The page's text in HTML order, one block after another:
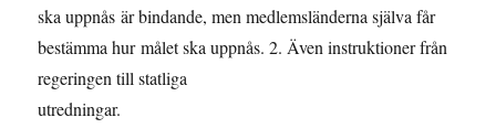
ska uppnås är bindande, men medlemsländerna själva får
bestämma hur målet ska uppnås. 2. Även instruktioner från
regeringen till statliga
utredningar.